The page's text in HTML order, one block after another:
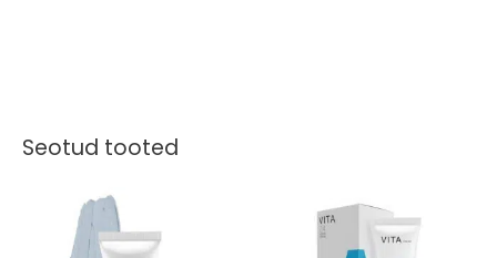
Seotud tooted